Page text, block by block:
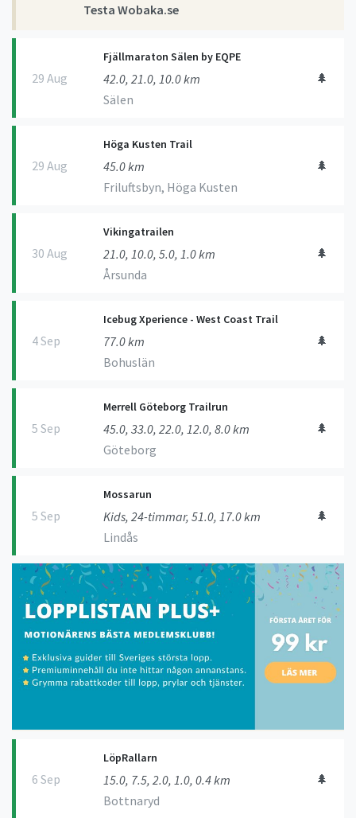
Testa Wobaka.se
29 Aug
Fjällmaraton Sälen by EQPE
42.0, 21.0, 10.0 km
Sälen
🌲
29 Aug
Höga Kusten Trail
45.0 km
Friluftsbyn, Höga Kusten
🌲
30 Aug
Vikingatrailen
21.0, 10.0, 5.0, 1.0 km
Årsunda
🌲
4 Sep
Icebug Xperience - West Coast Trail
77.0 km
Bohuslän
🌲
5 Sep
Merrell Göteborg Trailrun
45.0, 33.0, 22.0, 12.0, 8.0 km
Göteborg
🌲
5 Sep
Mossarun
Kids, 24-timmar, 51.0, 17.0 km
Lindås
🌲
6 Sep
LöpRallarn
15.0, 7.5, 2.0, 1.0, 0.4 km
Bottnaryd
🌲